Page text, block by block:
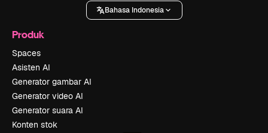
Bahasa Indonesia
Produk
Spaces
Asisten AI
Generator gambar AI
Generator video AI
Generator suara AI
Konten stok